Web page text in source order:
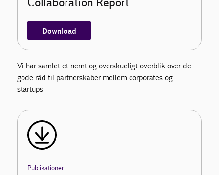
Download
Vi har samlet et nemt og overskueligt overblik over de
gode råd til partnerskaber mellem corporates og
startups.
Publikationer